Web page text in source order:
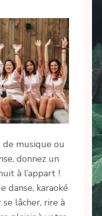
musique ou
donnez un
à l’appart !
danse, karaoké
lâcher, rire à